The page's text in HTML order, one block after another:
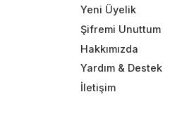
Yeni Üyelik
Şifremi Unuttum
Hakkımızda
Yardım & Destek
İletişim